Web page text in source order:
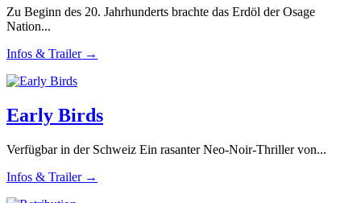
Zu Beginn des 20. Jahrhunderts brachte das Erdöl der Osage
Nation...
Infos & Trailer →
Early Birds
Verfügbar in der Schweiz Ein rasanter Neo-Noir-Thriller von...
Infos & Trailer →